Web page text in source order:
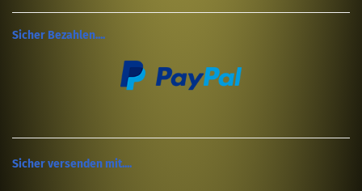
Sicher Bezahlen....
Sicher versenden mit....